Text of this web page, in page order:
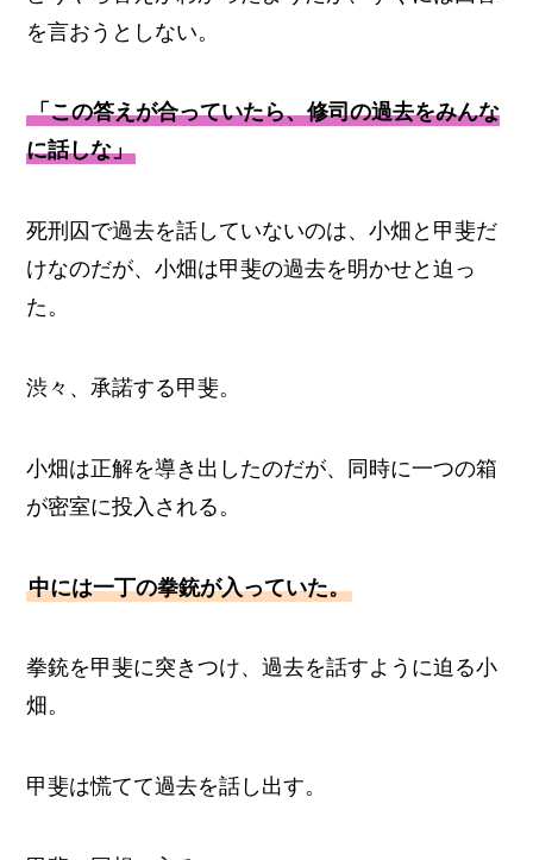
を言おうとしない。
「この答えが合っていたら、修司の過去をみんな
に話しな」
死刑囚で過去を話していないのは、小畑と甲斐だ
けなのだが、小畑は甲斐の過去を明かせと迫っ
た。
渋々、承諾する甲斐。
小畑は正解を導き出したのだが、同時に一つの箱
が密室に投入される。
中には一丁の拳銃が入っていた。
拳銃を甲斐に突きつけ、過去を話すように迫る小
畑。
甲斐は慌てて過去を話し出す。